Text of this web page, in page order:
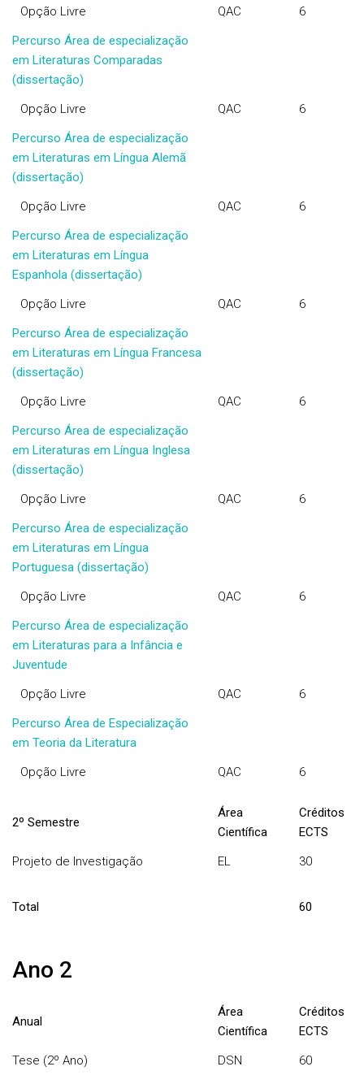
Opção Livre
QAC
6
Percurso Área de especialização
em Literaturas Comparadas
(dissertação)
Opção Livre
QAC
6
Percurso Área de especialização
em Literaturas em Língua Alemã
(dissertação)
Opção Livre
QAC
6
Percurso Área de especialização
em Literaturas em Língua
Espanhola (dissertação)
Opção Livre
QAC
6
Percurso Área de especialização
em Literaturas em Língua Francesa
(dissertação)
Opção Livre
QAC
6
Percurso Área de especialização
em Literaturas em Língua Inglesa
(dissertação)
Opção Livre
QAC
6
Percurso Área de especialização
em Literaturas em Língua
Portuguesa (dissertação)
Opção Livre
QAC
6
Percurso Área de especialização
em Literaturas para a Infância e
Juventude
Opção Livre
QAC
6
Percurso Área de Especialização
em Teoria da Literatura
Opção Livre
QAC 6
2º Semestre
Área
Científica
Créditos
ECTS
Projeto de Investigação
EL 30
Total 60
Ano 2
Anual
Área
Científica
Créditos
ECTS
Tese (2º Ano)
DSN 60